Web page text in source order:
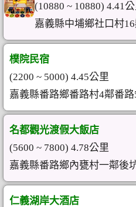
(10880 ~ 10880) 4.41
嘉義縣中埔鄉社口村
樸院民宿
(2200 ~ 5000) 4.45公里
嘉義縣番路鄉番路村4鄰番
名都觀光渡假大飯店
(5600 ~ 7800) 4.78公里
嘉義縣番路鄉內甕村一鄰後
仁義湖岸大酒店